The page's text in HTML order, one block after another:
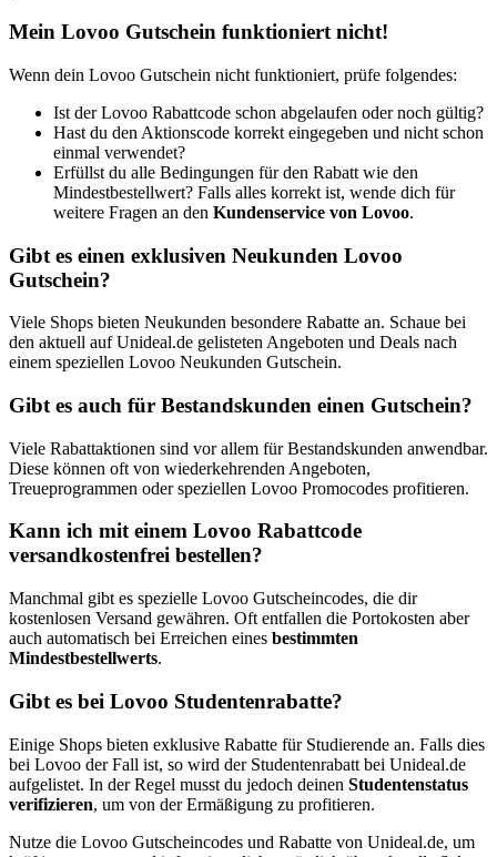
Mein Lovoo Gutschein funktioniert nicht!
Wenn dein Lovoo Gutschein nicht funktioniert, prüfe folgendes:
Ist der Lovoo Rabattcode schon abgelaufen oder noch gültig?
Hast du den Aktionscode korrekt eingegeben und nicht schon
einmal verwendet?
Erfüllst du alle Bedingungen für den Rabatt wie den
Mindestbestellwert? Falls alles korrekt ist, wende dich für
weitere Fragen an den Kundenservice von Lovoo.
Gibt es einen exklusiven Neukunden Lovoo
Gutschein?
Viele Shops bieten Neukunden besondere Rabatte an. Schaue bei
den aktuell auf Unideal.de gelisteten Angeboten und Deals nach
einem speziellen Lovoo Neukunden Gutschein.
Gibt es auch für Bestandskunden einen Gutschein?
Viele Rabattaktionen sind vor allem für Bestandskunden anwendbar.
Diese können oft von wiederkehrenden Angeboten,
Treueprogrammen oder speziellen Lovoo Promocodes profitieren.
Kann ich mit einem Lovoo Rabattcode
versandkostenfrei bestellen?
Manchmal gibt es spezielle Lovoo Gutscheincodes, die dir
kostenlosen Versand gewähren. Oft entfallen die Portokosten aber
auch automatisch bei Erreichen eines bestimmten
Mindestbestellwerts.
Gibt es bei Lovoo Studentenrabatte?
Einige Shops bieten exklusive Rabatte für Studierende an. Falls dies
bei Lovoo der Fall ist, so wird der Studentenrabatt bei Unideal.de
aufgelistet. In der Regel musst du jedoch deinen Studentenstatus
verifizieren, um von der Ermäßigung zu profitieren.
Nutze die Lovoo Gutscheincodes und Rabatte von Unideal.de, um